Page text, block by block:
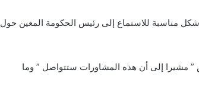
شكل مناسبة للاستماع إلى رئيس الحكومة المعين حول
مشيرا إلى أن هذه المشاورات ستتواصل ” وما